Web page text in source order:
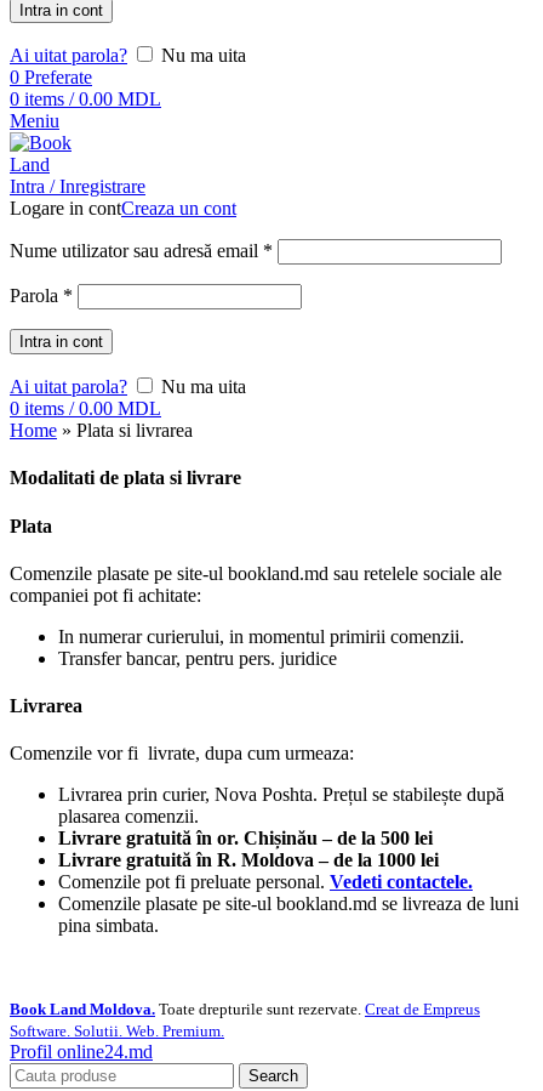
Intra in cont
Ai uitat parola?
Nu ma uita
0 Preferate
0 items / 0.00 MDL
Meniu
Intra / Inregistrare
Logare in contCreaza un cont
Nume utilizator sau adresă email *
Parola *
Intra in cont
Ai uitat parola?
Nu ma uita
0 items / 0.00 MDL
Home » Plata si livrarea
Modalitati de plata si livrare
Plata
Comenzile plasate pe site-ul bookland.md sau retelele sociale ale
companiei pot fi achitate:
In numerar curierului, in momentul primirii comenzii.
Transfer bancar, pentru pers. juridice
Livrarea
Comenzile vor fi livrate, dupa cum urmeaza:
Livrarea prin curier, Nova Poshta. Prețul se stabilește după
plasarea comenzii.
Livrare gratuită în or. Chișinău – de la 500 lei
Livrare gratuită în R. Moldova – de la 1000 lei
Comenzile pot fi preluate personal. Vedeti contactele.
Comenzile plasate pe site-ul bookland.md se livreaza de luni
pina simbata.
Book Land Moldova. Toate drepturile sunt rezervate. Creat de Empreus
Software. Solutii. Web. Premium.
Profil online24.md
Search